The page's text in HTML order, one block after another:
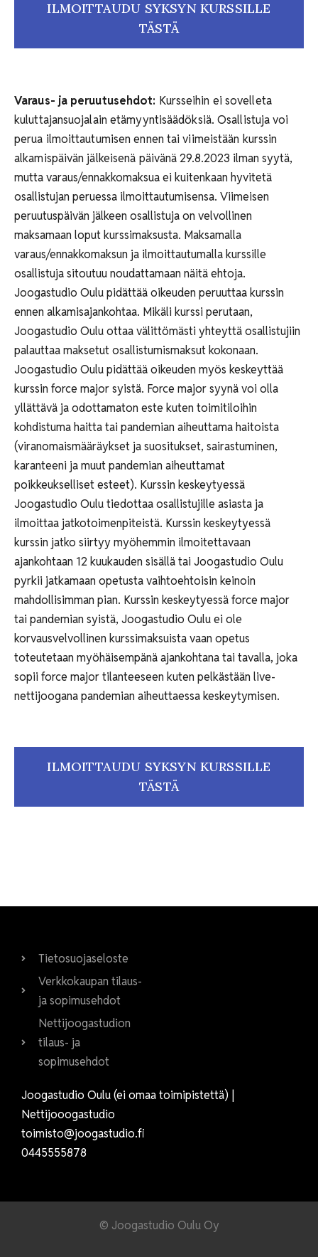
ILMOITTAUDU SYKSYN KURSSILLE
TÄSTÄ
Varaus- ja peruutusehdot: Kursseihin ei sovelleta
kuluttajansuojalain etämyyntisäädöksiä. Osallistuja voi
perua ilmoittautumisen ennen tai viimeistään kurssin
alkamispäivän jälkeisenä päivänä 29.8.2023 ilman syytä,
mutta varaus/ennakkomaksua ei kuitenkaan hyvitetä
osallistujan peruessa ilmoittautumisensa. Viimeisen
peruutuspäivän jälkeen osallistuja on velvollinen
maksamaan loput kurssimaksusta. Maksamalla
varaus/ennakkomaksun ja ilmoittautumalla kurssille
osallistuja sitoutuu noudattamaan näitä ehtoja.
Joogastudio Oulu pidättää oikeuden peruuttaa kurssin
ennen alkamisajankohtaa. Mikäli kurssi perutaan,
Joogastudio Oulu ottaa välittömästi yhteyttä osallistujiin
palauttaa maksetut osallistumismaksut kokonaan.
Joogastudio Oulu pidättää oikeuden myös keskeyttää
kurssin force major syistä. Force major syynä voi olla
yllättävä ja odottamaton este kuten toimitiloihin
kohdistuma haitta tai pandemian aiheuttama haitoista
(viranomaismääräykset ja suositukset, sairastuminen,
karanteeni ja muut pandemian aiheuttamat
poikkeukselliset esteet). Kurssin keskeytyessä
Joogastudio Oulu tiedottaa osallistujille asiasta ja
ilmoittaa jatkotoimenpiteistä. Kurssin keskeytyessä
kurssin jatko siirtyy myöhemmin ilmoitettavaan
ajankohtaan 12 kuukauden sisällä tai Joogastudio Oulu
pyrkii jatkamaan opetusta vaihtoehtoisin keinoin
mahdollisimman pian. Kurssin keskeytyessä force major
tai pandemian syistä, Joogastudio Oulu ei ole
korvausvelvollinen kurssimaksuista vaan opetus
toteutetaan myöhäisempänä ajankohtana tai tavalla, joka
sopii force major tilanteeseen kuten pelkästään live-
nettijoogana pandemian aiheuttaessa keskeytymisen.
ILMOITTAUDU SYKSYN KURSSILLE
TÄSTÄ
Tietosuojaseloste
Verkkokaupan tilaus-
ja sopimusehdot
Nettijoogastudion
tilaus- ja
sopimusehdot
Joogastudio Oulu (ei omaa toimipistettä) |
Nettijooogastudio
toimisto@joogastudio.fi
0445555878
© Joogastudio Oulu Oy